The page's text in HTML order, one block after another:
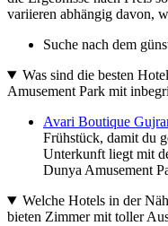
variieren abhängig davon,
Suche nach dem
Was sind die besten
Amusement Park mit
Avari Boutique
Frühstück, damit du
Unterkunft liegt mit
Dunya Amusement
Welche Hotels in der
bieten Zimmer mit toller